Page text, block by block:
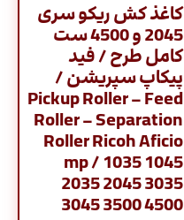
کاغذ کش ریکو سری
2045 و 4500 ست
کامل طرح / فید
پیکاپ سپریشن /
Pickup Roller – Feed
Roller – Separation
Roller Ricoh Aficio
mp / 1035 1045
2035 2045 3035
3045 3500 4500